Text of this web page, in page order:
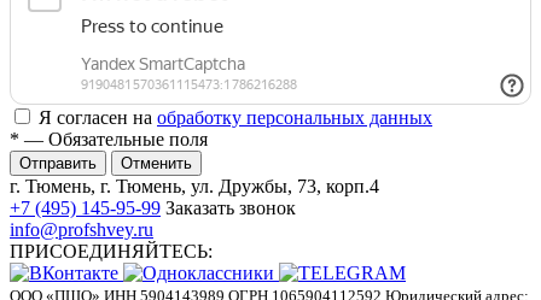
Я согласен на обработку персональных данных
* — Обязательные поля
Отменить
г. Тюмень, г. Тюмень, ул. Дружбы, 73, корп.4
+7 (495) 145-95-99 Заказать звонок
info@profshvey.ru
ПРИСОЕДИНЯЙТЕСЬ:
ООО «ПШО» ИНН 5904143989 ОГРН 1065904112592 Юридический адрес: